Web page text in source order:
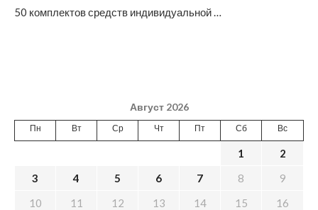
50 комплектов средств индивидуальной …
Август 2026
Пн Вт Ср Чт Пт Сб Вс
1
2
3
4 5 6 7 8
9
10
11 12 13 14 15
16